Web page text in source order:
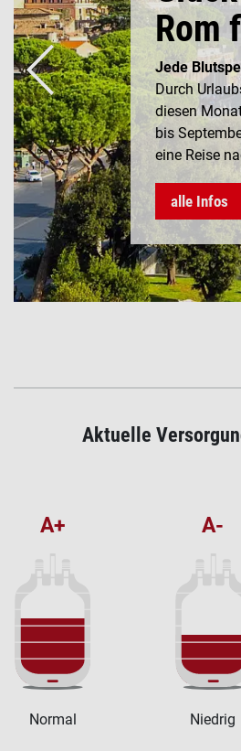
Rom
Jede
Durch
diesen
bis
eine Reise
alle Infos
Aktuelle
A+
Normal
A-
Niedrig